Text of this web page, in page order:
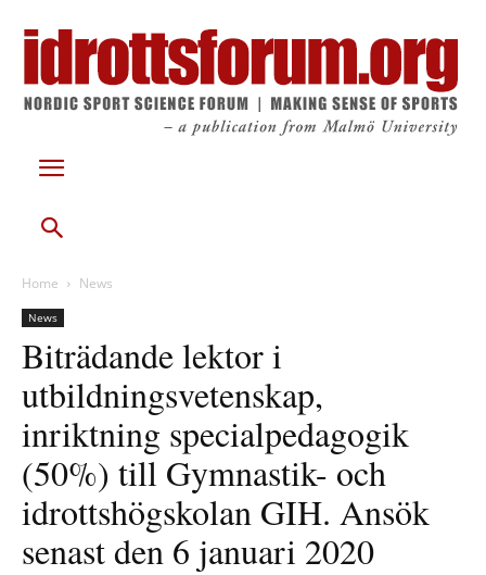
Home News
News
Biträdande lektor i
utbildningsvetenskap,
inriktning specialpedagogik
(50%) till Gymnastik- och
idrottshögskolan GIH. Ansök
senast den 6 januari 2020